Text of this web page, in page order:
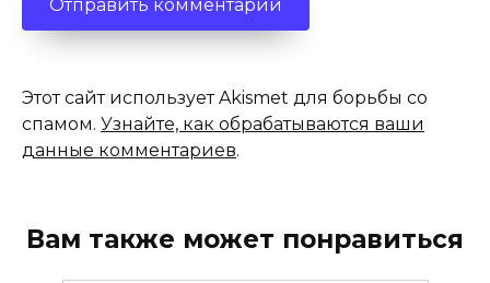
Этот сайт использует Akismet для борьбы со
спамом. Узнайте, как обрабатываются ваши
данные комментариев.
Вам также может понравиться